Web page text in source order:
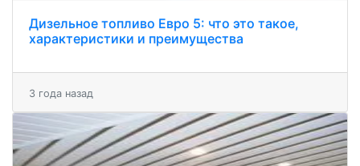
Дизельное топливо Евро 5: что это такое,
характеристики и преимущества
3 года назад